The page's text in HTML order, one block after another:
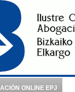
ONLINE EPJ